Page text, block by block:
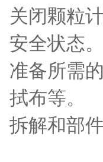
关闭颗粒
安全状态
准备所需
拭布等。
拆解和部